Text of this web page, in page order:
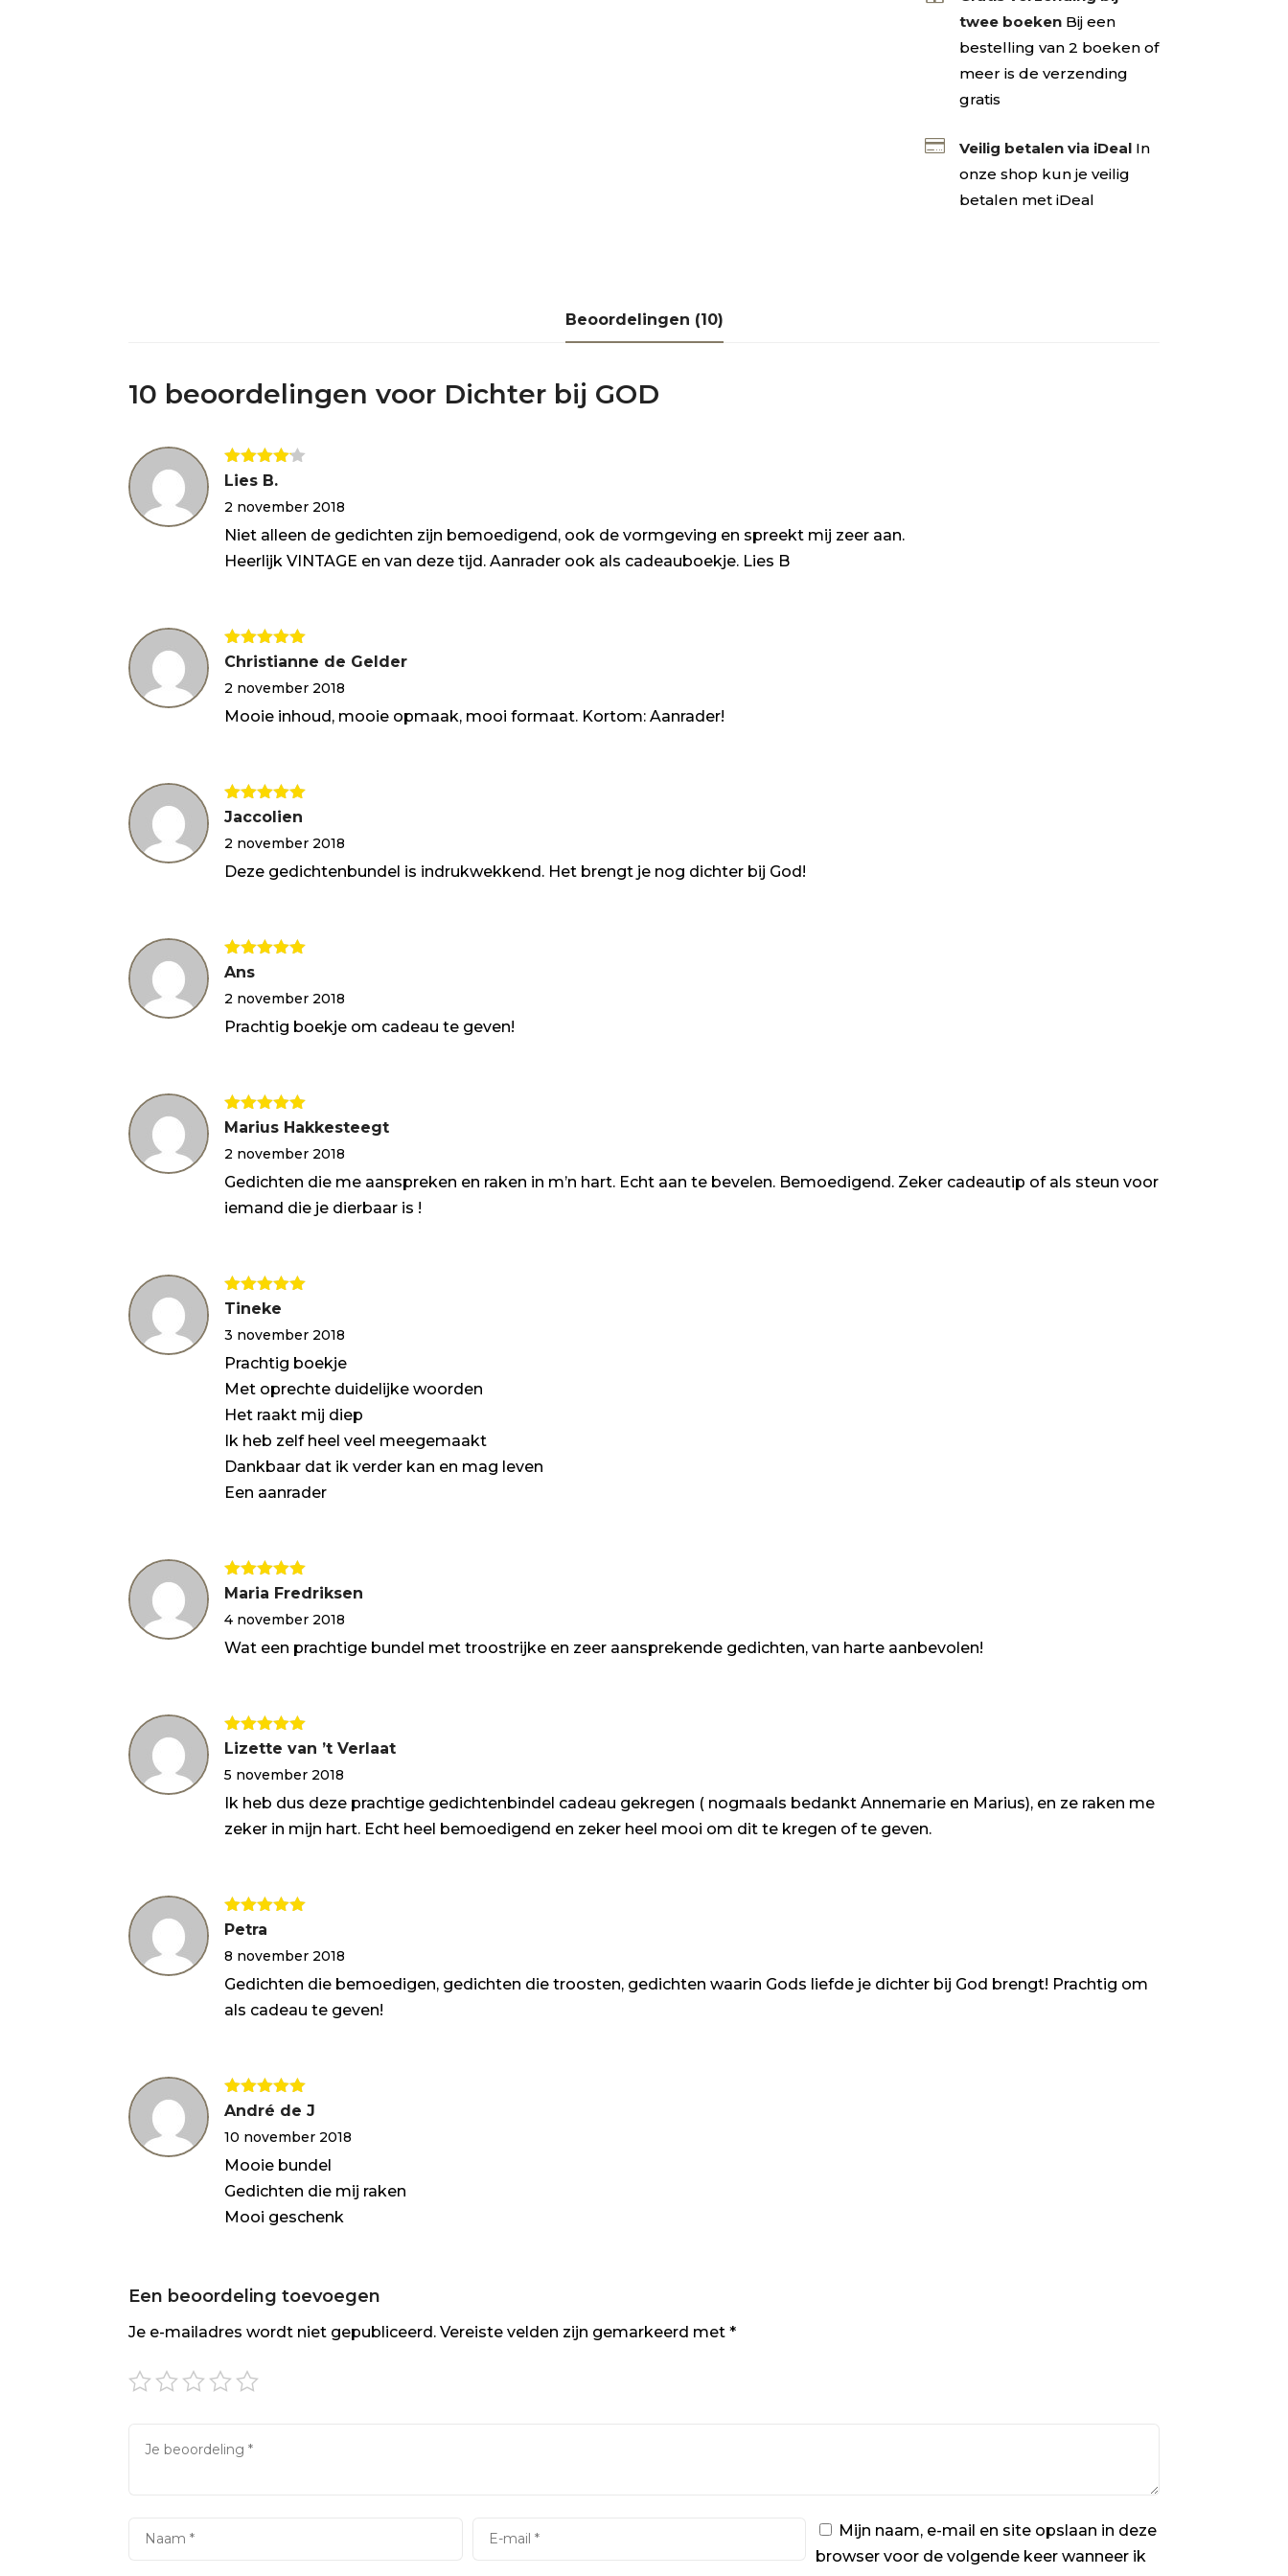
twee boeken Bij een
bestelling van 2 boeken of
meer is de verzending
gratis
 Veilig betalen via iDeal In
onze shop kun je veilig
betalen met iDeal
Beoordelingen (10)
10 beoordelingen voor Dichter bij GOD
Gewaarde
5
Lies B.
2 november 2018
Niet alleen de gedichten zijn bemoedigend, ook de vormgeving en spreekt mij zeer aan.
Heerlijk VINTAGE en van deze tijd. Aanrader ook als cadeauboekje. Lies B
Gewaardeerd
Christianne de Gelder
2 november 2018
Mooie inhoud, mooie opmaak, mooi formaat. Kortom: Aanrader!
Gewaardeerd
Jaccolien
2 november 2018
Deze gedichtenbundel is indrukwekkend. Het brengt je nog dichter bij God!
Gewaardeerd
Ans
2 november 2018
Prachtig boekje om cadeau te geven!
Gewaardeerd
Marius Hakkesteegt
2 november 2018
Gedichten die me aanspreken en raken in m’n hart. Echt aan te bevelen. Bemoedigend. Zeker cadeautip of als steun voor
iemand die je dierbaar is !
Gewaardeerd
Tineke
3 november 2018
Prachtig boekje
Met oprechte duidelijke woorden
Het raakt mij diep
Ik heb zelf heel veel meegemaakt
Dankbaar dat ik verder kan en mag leven
Een aanrader
Gewaardeerd
Maria Fredriksen
4 november 2018
Wat een prachtige bundel met troostrijke en zeer aansprekende gedichten, van harte aanbevolen!
Gewaardeerd
Lizette van ’t Verlaat
5 november 2018
Ik heb dus deze prachtige gedichtenbindel cadeau gekregen ( nogmaals bedankt Annemarie en Marius), en ze raken me
zeker in mijn hart. Echt heel bemoedigend en zeker heel mooi om dit te kregen of te geven.
Gewaardeerd
Petra
8 november 2018
Gedichten die bemoedigen, gedichten die troosten, gedichten waarin Gods liefde je dichter bij God brengt! Prachtig om
als cadeau te geven!
Gewaardeerd
André de J
10 november 2018
Mooie bundel
Gedichten die mij raken
Mooi geschenk
Een beoordeling toevoegen
Je e-mailadres wordt niet gepubliceerd. Vereiste velden zijn gemarkeerd met*
Mijn naam, e-mail en site opslaan in deze
browser voor de volgende keer wanneer ik